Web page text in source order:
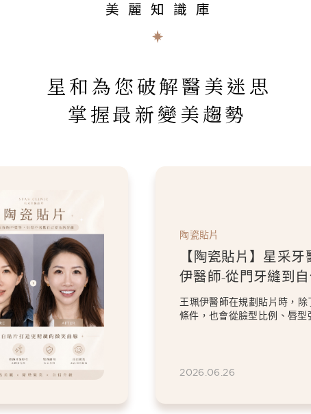
美麗知識庫
星和為您破解醫美迷思
掌握最新變美趨勢
陶瓷貼片
【陶瓷貼片】星采
伊醫師-從門牙縫到
白貼片打造更精緻的
王珮伊醫師在規劃貼片時，除
條件，也會從臉型比例、唇型
2026.06.26